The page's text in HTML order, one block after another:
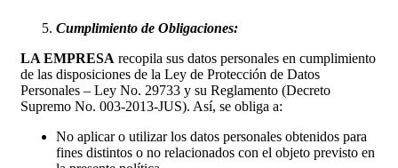
Cumplimiento de Obligaciones:
LA EMPRESA recopila sus datos personales en cumplimiento
de las disposiciones de la Ley de Protección de Datos
Personales – Ley No. 29733 y su Reglamento (Decreto
Supremo No. 003-2013-JUS). Así, se obliga a:
No aplicar o utilizar los datos personales obtenidos para
fines distintos o no relacionados con el objeto previsto en